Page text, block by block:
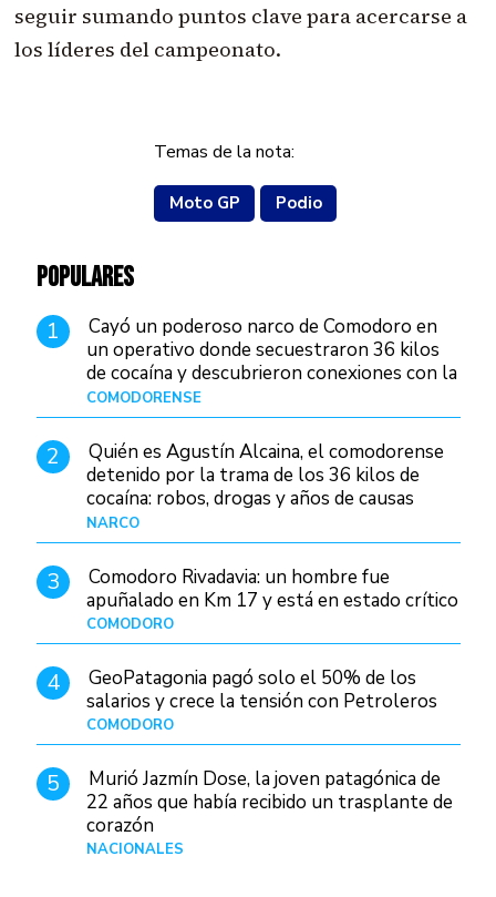
seguir sumando puntos clave para acercarse a
los líderes del campeonato.
Temas de la nota:
Moto GP Podio
POPULARES
1
Cayó un poderoso narco de Comodoro en
un operativo donde secuestraron 36 kilos
de cocaína y descubrieron conexiones con la
Patagonia
COMODORENSE
2
Quién es Agustín Alcaina, el comodorense
detenido por la trama de los 36 kilos de
cocaína: robos, drogas y años de causas
judiciales
NARCO
3
Comodoro Rivadavia: un hombre fue
apuñalado en Km 17 y está en estado crítico
COMODORO
4
GeoPatagonia pagó solo el 50% de los
salarios y crece la tensión con Petroleros
COMODORO
5
Murió Jazmín Dose, la joven patagónica de
22 años que había recibido un trasplante de
corazón
NACIONALES